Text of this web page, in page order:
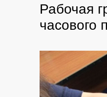
Рабочая
часового